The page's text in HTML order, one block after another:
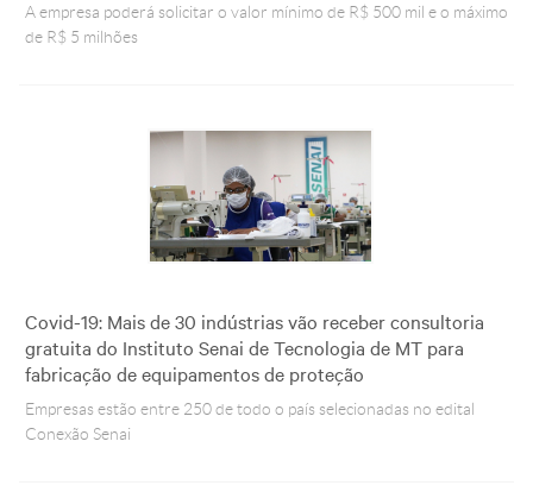
A empresa poderá solicitar o valor mínimo de R$ 500 mil e o máximo
de R$ 5 milhões
Covid-19: Mais de 30 indústrias vão receber consultoria
gratuita do Instituto Senai de Tecnologia de MT para
fabricação de equipamentos de proteção
Empresas estão entre 250 de todo o país selecionadas no edital
Conexão Senai